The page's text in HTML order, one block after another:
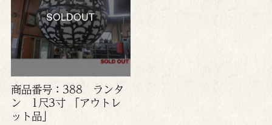
SOLDOUT
商品番号：388 ランタ
ン 1尺3寸 「アウトレ
ット品」